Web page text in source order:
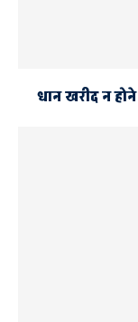
धान खरीद न होने